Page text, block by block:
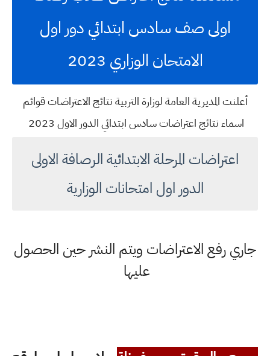
اولى صف سادس ابتدائي دور اول
الامتحان الوزاري 2023
أعلنت المديرية العامة لوزارة التربية نتائج الاعتراضات قوائم
اسماء نتائج اعتراضات سادس ابتدائي الدور الاول 2023
اعتراضات المرحلة الابتدائية الرصافة الاولى
الدور اول امتحانات الوزارية
جاري رفع الاعتراضات ويتم النشر حين الحصول
عليها